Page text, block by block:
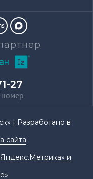
27
| Разработано в
сайта
и